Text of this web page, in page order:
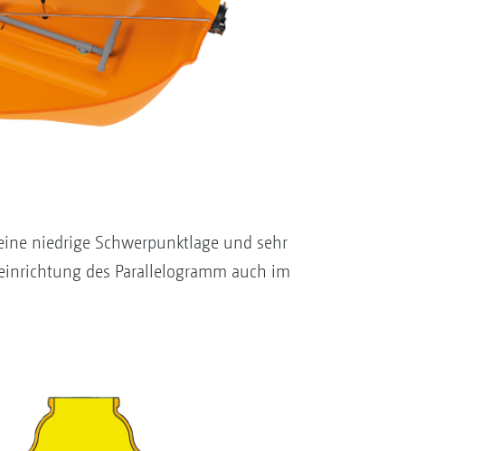
niedrige Schwerpunktlage und sehr
des Parallelogramm auch im